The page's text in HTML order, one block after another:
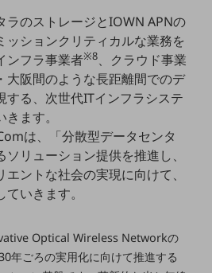
ラのストレージとIOWN APNの
ッションクリティカルな業務を
ンフラ事業者※8、クラウド事業
大阪間のような長距離間でのデ
する、次世代ITインフラシステ
ます。
は、「分散型データセンタ
リューション提供を推進し、
ントな社会の実現に向けて、
いきます。
Optical Wireless Networkの
年ごろの実用化に向けて推進する